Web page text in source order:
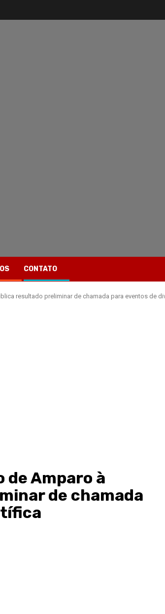
CONTATO
resultado preliminar de chamada para eventos de
de Amparo à
de chamada